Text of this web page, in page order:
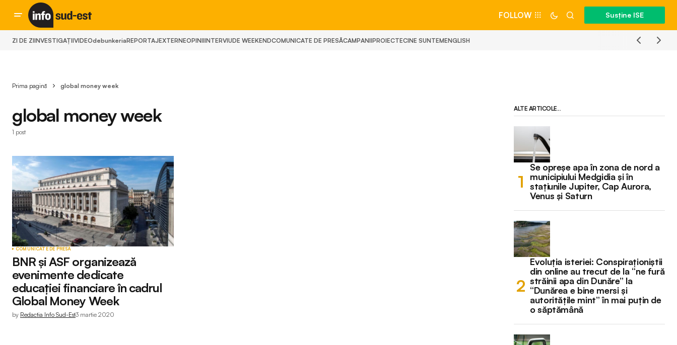
FOLLOW Susține ISE
ZI DE ZIINVESTIGAȚIIVIDEOdebunkeriaREPORTAJEXTERNEOPINIIINTERVIUDE WEEKENDCOMUNICATE DE PRESĂCAMPANIIPROIECTECINE SUNTEMENGLISH
Prima pagină global money week
global money week
1 post
COMUNICATE DE PRESĂ
BNR și ASF organizează
evenimente dedicate
educației financiare în cadrul
Global Money Week
by Redactia Info Sud-Est3 martie 2020
ALTE ARTICOLE...
Se opreșe apa în zona de nord a
municipiului Medgidia și în
stațiunile Jupiter, Cap Aurora,
Venus și Saturn
Evoluția isteriei: Conspiraționiștii
din online au trecut de la “ne fură
străinii apa din Dunăre” la
“Dunărea e bine mersi și
autoritățile mint” în mai puțin de
o săptămână